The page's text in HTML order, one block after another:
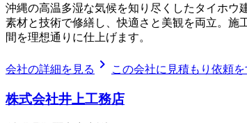
沖縄の高温多湿な気候を知り尽くしたタイホウ
素材と技術で修繕し、快適さと美観を両立。施
間を理想通りに仕上げます。
会社の詳細を見る chevron_right この会社に見積もり依頼を
株式会社井上工務店